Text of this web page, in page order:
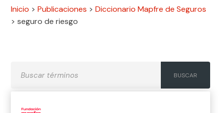
Inicio >Publicaciones >Diccionario Mapfre de Seguros
>seguro de riesgo